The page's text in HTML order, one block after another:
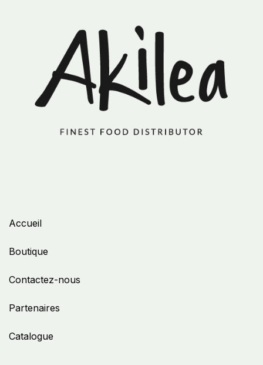
Accueil
Boutique
Contactez-nous
Partenaires
Catalogue